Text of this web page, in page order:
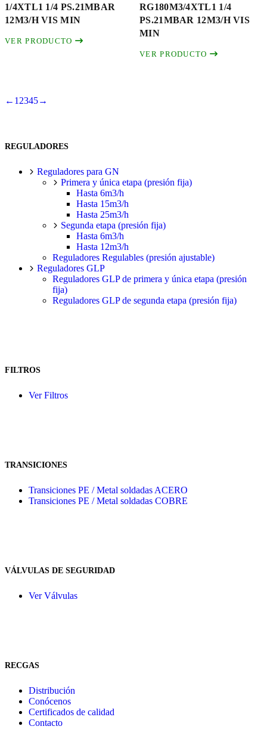
1/4XTL1 1/4 PS.21MBAR
12M3/H VIS MIN
VER PRODUCTO
RG180M3/4XTL1 1/4
PS.21MBAR 12M3/H VIS
MIN
VER PRODUCTO
← 1 2345→
REGULADORES
Reguladores para GN
Primera y única etapa (presión fija)
Hasta 6m3/h
Hasta 15m3/h
Hasta 25m3/h
Segunda etapa (presión fija)
Hasta 6m3/h
Hasta 12m3/h
Reguladores Regulables (presión ajustable)
Reguladores GLP
Reguladores GLP de primera y única etapa (presión
fija)
Reguladores GLP de segunda etapa (presión fija)
FILTROS
Ver Filtros
TRANSICIONES
Transiciones PE / Metal soldadas ACERO
Transiciones PE / Metal soldadas COBRE
VÁLVULAS DE SEGURIDAD
Ver Válvulas
RECGAS
Distribución
Conócenos
Certificados de calidad
Contacto